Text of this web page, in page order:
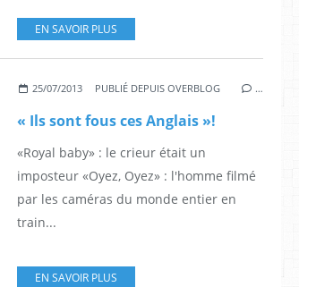
EN SAVOIR PLUS
25/07/2013 PUBLIÉ DEPUIS OVERBLOG …
« Ils sont fous ces Anglais »!
«Royal baby» : le crieur était un
imposteur «Oyez, Oyez» : l'homme filmé
par les caméras du monde entier en
train...
EN SAVOIR PLUS